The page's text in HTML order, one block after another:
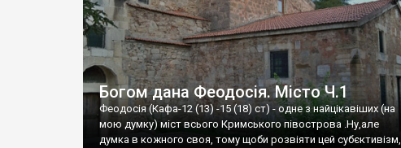
Богом дана Феодосія. Місто Ч.1
Феодосія (Кафа-12 (13) -15 (18) ст) - одне з найцікавіших (на
мою думку) міст всього Кримського півострова .Ну,але
думка в кожного своя, тому щоби розвіяти цей субєктивізм,